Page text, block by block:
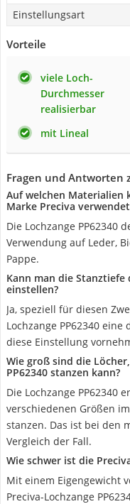
Einstellungsart
Vorteile
viele Loch-
Durchmesser
realisierbar
mit Lineal
Fragen und Antworten
Auf welchen Materialien
Marke Preciva
Die Lochzange PP62340
Verwendung auf Leder,
Pappe.
Kann man die Stanztiefe
einstellen?
Ja, speziell für diesen
Lochzange PP62340
diese Einstellung
Wie groß sind die
PP62340 stanzen kann?
Die Lochzange PP62340
verschiedenen Größen
stanzen. Das ist bei den
Vergleich der Fall.
Wie schwer ist die
Mit einem Eigengewicht
Preciva-Lochzange